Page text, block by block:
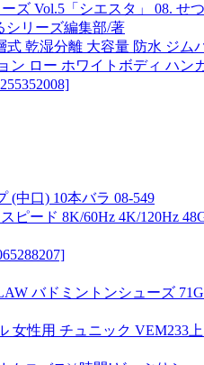
ズ Vol.5「シエスタ」 08. せ
シリーズ編集部/著
式 乾湿分離 大容量 防水 ジム
ロー ホワイトボディ ハン
(中口) 10本バラ 08-549
ピード 8K/60Hz 4K/120Hz
バドミントンシューズ
女性用 チュニック VEM233